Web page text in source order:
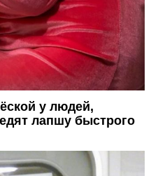
у людей,
лапшу быстрого